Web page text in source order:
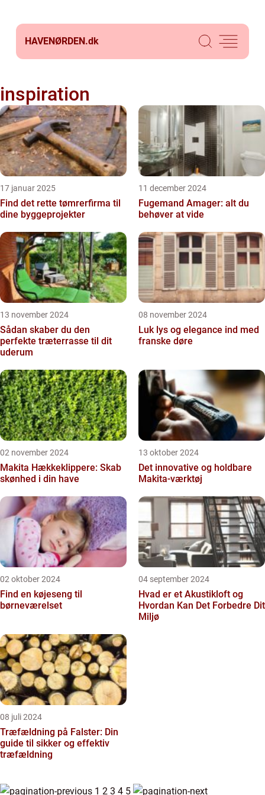
HAVENØRDEN.dk
inspiration
17 januar 2025
Find det rette tømrerfirma til
dine byggeprojekter
11 december 2024
Fugemand Amager: alt du
behøver at vide
13 november 2024
Sådan skaber du den
perfekte træterrasse til dit
uderum
08 november 2024
Luk lys og elegance ind med
franske døre
02 november 2024
Makita Hækkeklippere: Skab
skønhed i din have
13 oktober 2024
Det innovative og holdbare
Makita-værktøj
02 oktober 2024
Find en køjeseng til
børneværelset
04 september 2024
Hvad er et Akustikloft og
Hvordan Kan Det Forbedre Dit
Miljø
08 juli 2024
Træfældning på Falster: Din
guide til sikker og effektiv
træfældning
1 2 3 4 5